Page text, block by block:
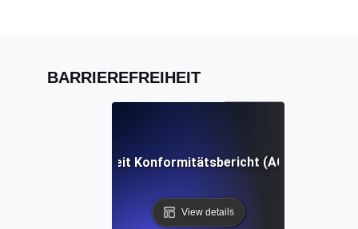
BARRIEREFREIHEIT
Barrierefreiheit Konformitätsbericht (ACR)
View details